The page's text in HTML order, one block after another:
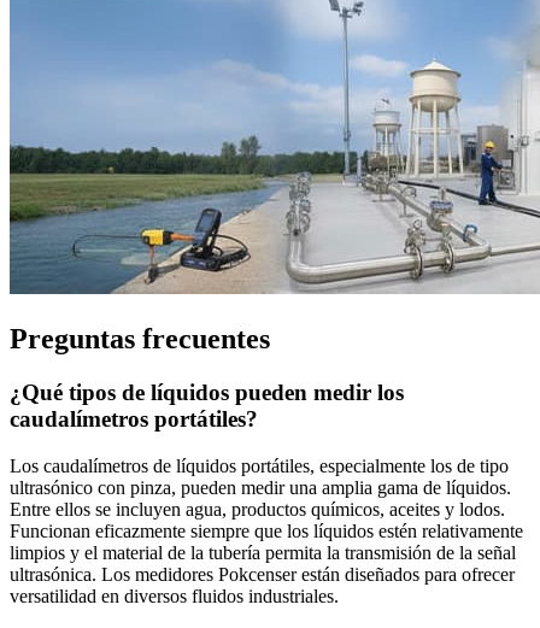
Preguntas frecuentes
¿Qué tipos de líquidos pueden medir los
caudalímetros portátiles?
Los caudalímetros de líquidos portátiles, especialmente los de tipo
ultrasónico con pinza, pueden medir una amplia gama de líquidos.
Entre ellos se incluyen agua, productos químicos, aceites y lodos.
Funcionan eficazmente siempre que los líquidos estén relativamente
limpios y el material de la tubería permita la transmisión de la señal
ultrasónica. Los medidores Pokcenser están diseñados para ofrecer
versatilidad en diversos fluidos industriales.